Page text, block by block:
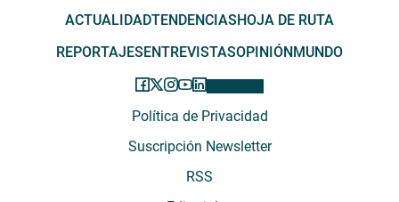
ACTUALIDADTENDENCIASHOJA DE RUTA
REPORTAJESENTREVISTASOPINIÓNMUNDO
Política de Privacidad
Suscripción Newsletter
RSS